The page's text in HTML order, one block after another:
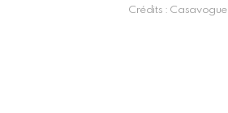
Crédits : Casavogue